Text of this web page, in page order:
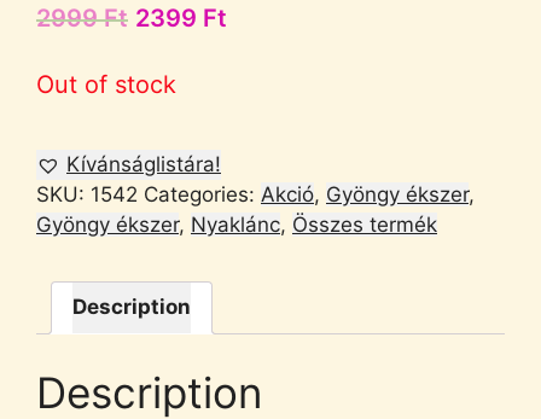
2999Ft 2399 Ft
Out of stock
Kívánságlistára!
SKU: 1542 Categories: Akció, Gyöngy ékszer,
Gyöngy ékszer, Nyaklánc, Összes termék
Description
Description